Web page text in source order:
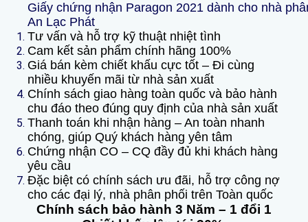
Giấy chứng nhận Paragon 2021 dành cho nhà
An Lạc Phát
Tư vấn và hỗ trợ kỹ thuật nhiệt tình
Cam kết sản phẩm chính hãng 100%
Giá bán kèm chiết khấu cực tốt – Đi cùng
nhiều khuyến mãi từ nhà sản xuất
Chính sách giao hàng toàn quốc và bảo hành
chu đáo theo đúng quy định của nhà sản xuất
Thanh toán khi nhận hàng – An toàn nhanh
chóng, giúp Quý khách hàng yên tâm
Chứng nhận CO – CQ đầy đủ khi khách hàng
yêu cầu
Đặc biệt có chính sách ưu đãi, hỗ trợ công nợ
cho các đại lý, nhà phân phối trên Toàn quốc
Chính sách bảo hành 3 Năm – 1 đổi 1